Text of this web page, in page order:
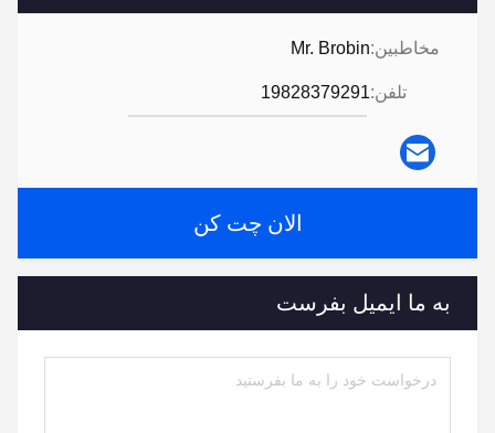
مخاطبین:Mr. Brobin
تلفن:19828379291
الان چت کن
به ما ایمیل بفرست